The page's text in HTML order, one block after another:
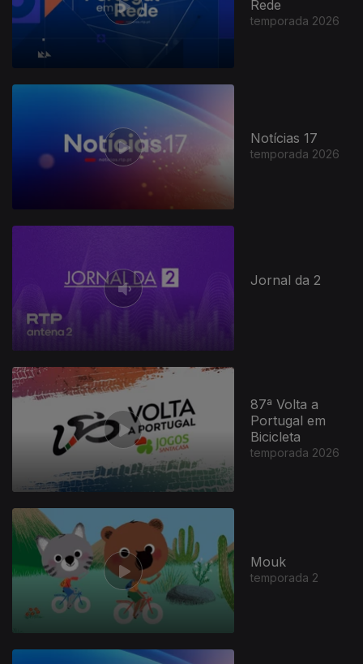
Rede
temporada 2026
Notícias 17
temporada 2026
Jornal da 2
87ª Volta a
Portugal em
Bicicleta
temporada 2026
Mouk
temporada 2